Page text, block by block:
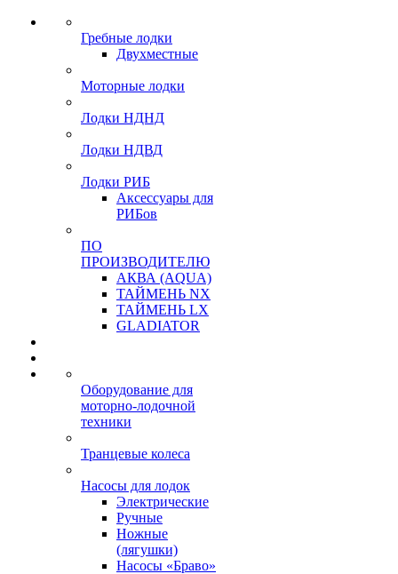
Гребные лодки
Двухместные
Моторные лодки
Лодки НДНД
Лодки НДВД
Лодки РИБ
Аксессуары для
РИБов
ПО
ПРОИЗВОДИТЕЛЮ
АКВА (AQUA)
ТАЙМЕНЬ NX
ТАЙМЕНЬ LX
GLADIATOR
Оборудование для
моторно-лодочной
техники
Транцевые колеса
Насосы для лодок
Электрические
Ручные
Ножные
(лягушки)
Насосы «Браво»